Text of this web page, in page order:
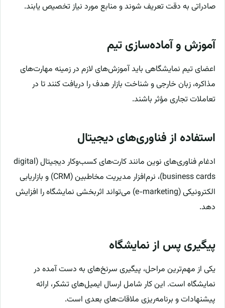
صادراتی به دقت تعریف شوند و منابع مورد نیاز تخصیص یابند.
آموزش و آماده‌سازی تیم
اعضای تیم نمایشگاهی باید آموزش‌های لازم در زمینه مهارت‌های
مذاکره، زبان خارجی و شناخت بازار هدف را دریافت کنند تا در
تعاملات تجاری مؤثر باشند.
استفاده از فناوری‌های دیجیتال
ادغام فناوری‌های نوین مانند کارت‌های کسب‌وکار دیجیتال (digital
business cards)، نرم‌افزار مدیریت مخاطبین (CRM) و بازاریابی
الکترونیکی (e-marketing) می‌تواند اثربخشی نمایشگاه را افزایش
دهد.
پیگیری پس از نمایشگاه
یکی از مهم‌ترین مراحل، پیگیری سرنخ‌های به دست آمده در
نمایشگاه است. این کار شامل ارسال ایمیل‌های تشکر، ارائه
پیشنهادات و برنامه‌ریزی ملاقات‌های بعدی است.